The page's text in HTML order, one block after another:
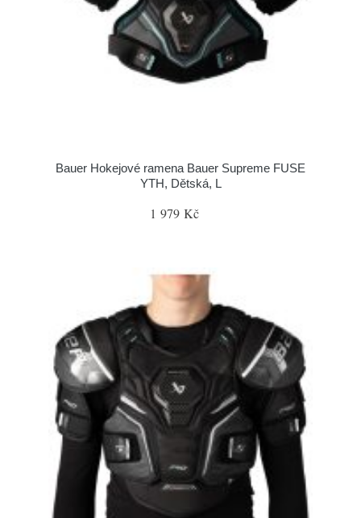
Bauer Hokejové ramena Bauer Supreme FUSE
YTH, Dětská, L
1 979 Kč